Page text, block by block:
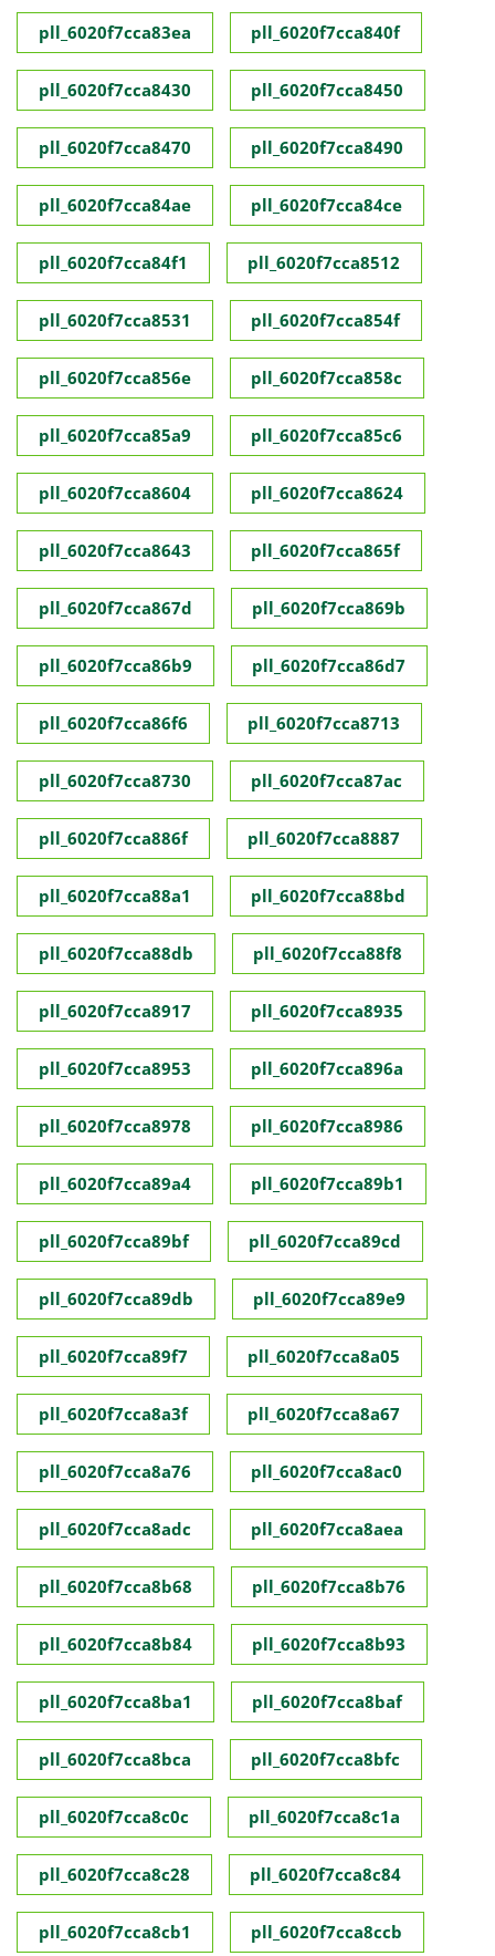
pll_6020f7cca83ea pll_6020f7cca840f
pll_6020f7cca8430 pll_6020f7cca8450
pll_6020f7cca8470 pll_6020f7cca8490
pll_6020f7cca84ae pll_6020f7cca84ce
pll_6020f7cca84f1 pll_6020f7cca8512
pll_6020f7cca8531 pll_6020f7cca854f
pll_6020f7cca856e pll_6020f7cca858c
pll_6020f7cca85a9 pll_6020f7cca85c6
pll_6020f7cca8604 pll_6020f7cca8624
pll_6020f7cca8643 pll_6020f7cca865f
pll_6020f7cca867d pll_6020f7cca869b
pll_6020f7cca86b9 pll_6020f7cca86d7
pll_6020f7cca86f6 pll_6020f7cca8713
pll_6020f7cca8730 pll_6020f7cca87ac
pll_6020f7cca886f pll_6020f7cca8887
pll_6020f7cca88a1 pll_6020f7cca88bd
pll_6020f7cca88db pll_6020f7cca88f8
pll_6020f7cca8917 pll_6020f7cca8935
pll_6020f7cca8953 pll_6020f7cca896a
pll_6020f7cca8978 pll_6020f7cca8986
pll_6020f7cca89a4 pll_6020f7cca89b1
pll_6020f7cca89bf pll_6020f7cca89cd
pll_6020f7cca89db pll_6020f7cca89e9
pll_6020f7cca89f7 pll_6020f7cca8a05
pll_6020f7cca8a3f pll_6020f7cca8a67
pll_6020f7cca8a76 pll_6020f7cca8ac0
pll_6020f7cca8adc pll_6020f7cca8aea
pll_6020f7cca8b68 pll_6020f7cca8b76
pll_6020f7cca8b84 pll_6020f7cca8b93
pll_6020f7cca8ba1 pll_6020f7cca8baf
pll_6020f7cca8bca pll_6020f7cca8bfc
pll_6020f7cca8c0c pll_6020f7cca8c1a
pll_6020f7cca8c28 pll_6020f7cca8c84
pll_6020f7cca8cb1 pll_6020f7cca8ccb